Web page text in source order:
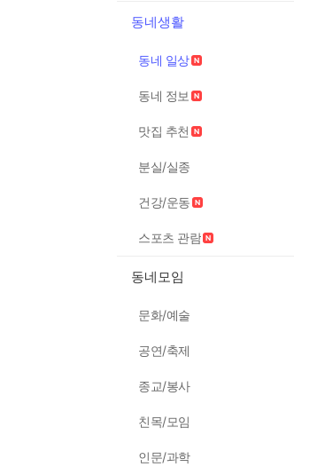
동네생활
동네 일상
동네 정보
맛집 추천
분실/실종
건강/운동
스포츠 관람
동네모임
문화/예술
공연/축제
종교/봉사
친목/모임
인문/과학